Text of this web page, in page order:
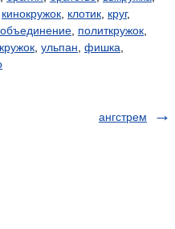
кинокружок клотик круг,
объединение политкружок
ульпан фишка
ангстрем